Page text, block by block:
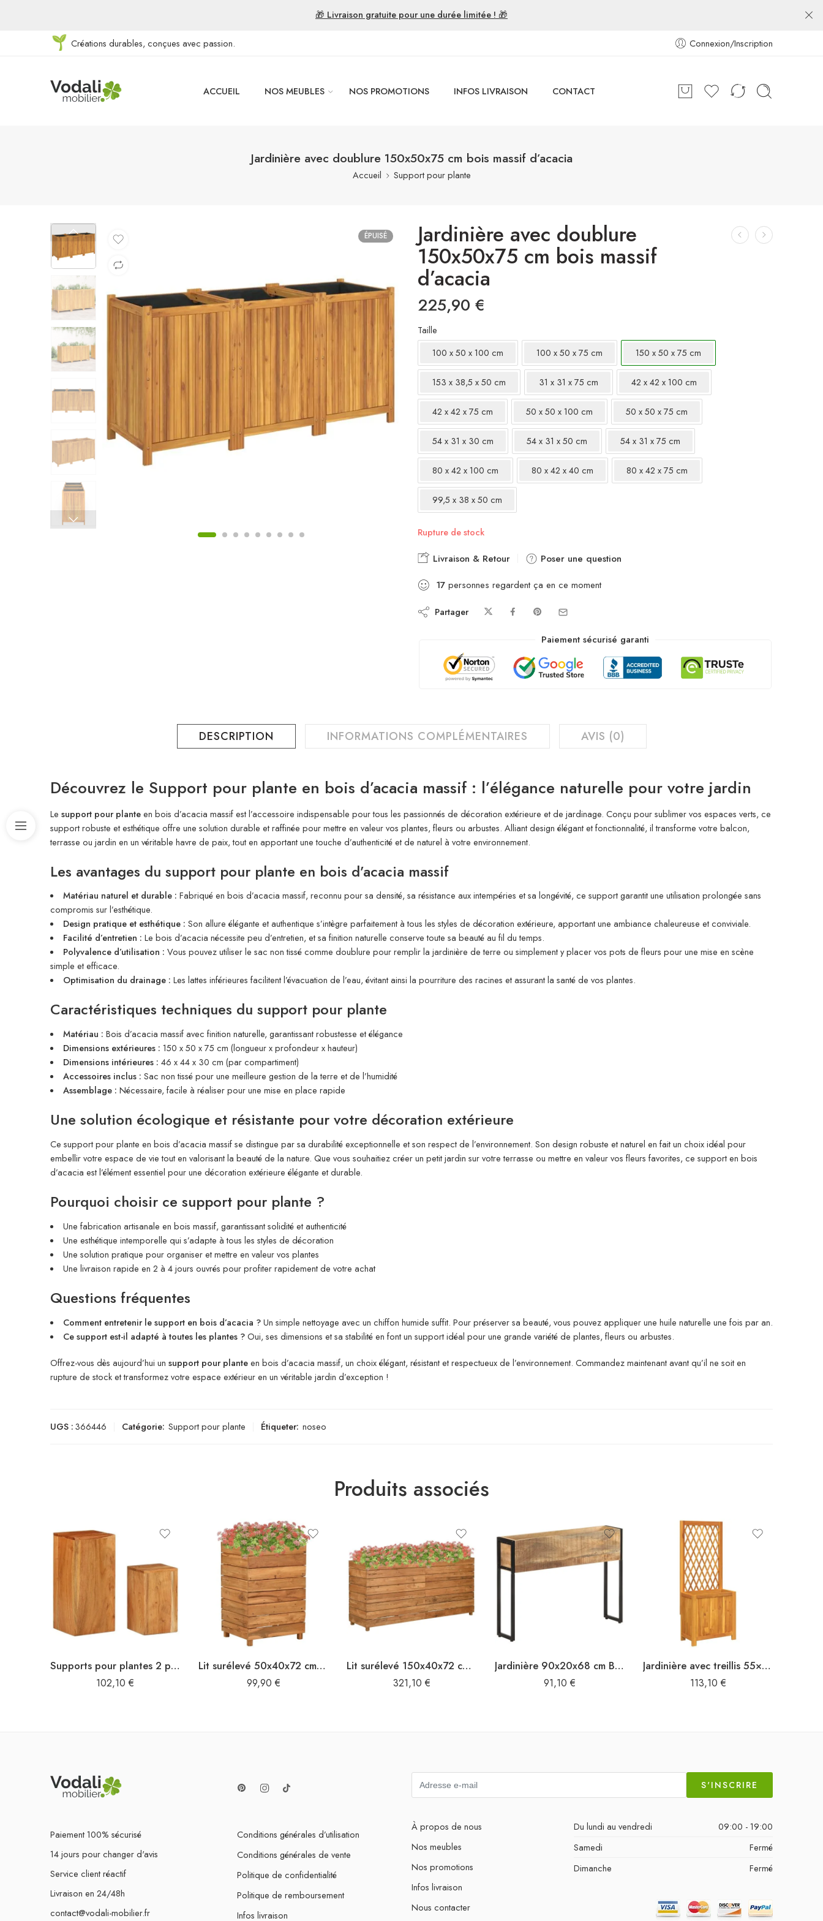
🎁 Livraison gratuite pour une durée limitée ! 🎁
Créations durables, conçues avec passion. Connexion/Inscription
ACCUEIL NOS MEUBLES NOS PROMOTIONS INFOS LIVRAISON CONTACT
Jardinière avec doublure 150x50x75 cm bois massif d’acacia
Accueil Support pour plante
ÉPUISÉ Jardinière avec doublure
150x50x75 cm bois massif
d’acacia
225,90 €
Taille
100 x 50 x 100 cm
100 x 50 x 75 cm 150 x 50 x 75 cm
153 x 38,5 x 50 cm 31 x 31 x 75 cm 42 x 42 x 100 cm
42 x 42 x 75 cm 50 x 50 x 100 cm 50 x 50 x 75 cm
54 x 31 x 30 cm 54 x 31 x 50 cm 54 x 31 x 75 cm
80 x 42 x 100 cm 80 x 42 x 40 cm 80 x 42 x 75 cm
99,5 x 38 x 50 cm
Rupture de stock
Livraison & Retour
Poser une question
17 personnes regardent ça en ce moment
Partager
Paiement sécurisé garanti
DESCRIPTION INFORMATIONS COMPLÉMENTAIRES AVIS (0)
Découvrez le Support pour plante en bois d’acacia massif : l’élégance naturelle pour votre jardin
Le support pour planteen bois d’acacia massif est l’accessoire indispensable pour tous les passionnés de décoration extérieure et de jardinage. Conçu pour sublimer vos espaces verts, ce
support robuste et esthétique offre une solution durable et raffinée pour mettre en valeur vos plantes, fleurs ou arbustes. Alliant design élégant et fonctionnalité, il transforme votre balcon,
terrasse ou jardin en un véritable havre de paix, tout en apportant une touche d’authenticité et de naturel à votre environnement.
Les avantages du support pour plante en bois d’acacia massif
Matériau naturel et durable : Fabriqué en bois d’acacia massif, reconnu pour sa densité, sa résistance aux intempéries et sa longévité, ce support garantit une utilisation prolongée sans
compromis sur l’esthétique.
Design pratique et esthétique : Son allure élégante et authentique s’intègre parfaitement à tous les styles de décoration extérieure, apportant une ambiance chaleureuse et conviviale.
Facilité d’entretien : Le bois d’acacia nécessite peu d’entretien, et sa finition naturelle conserve toute sa beauté au fil du temps.
Polyvalence d’utilisation : Vous pouvez utiliser le sac non tissé comme doublure pour remplir la jardinière de terre ou simplement y placer vos pots de fleurs pour une mise en scène
simple et efficace.
Optimisation du drainage : Les lattes inférieures facilitent l’évacuation de l’eau, évitant ainsi la pourriture des racines et assurant la santé de vos plantes.
Caractéristiques techniques du support pour plante
Matériau : Bois d’acacia massif avec finition naturelle, garantissant robustesse et élégance
Dimensions extérieures : 150 x 50 x 75 cm (longueur x profondeur x hauteur)
Dimensions intérieures : 46 x 44 x 30 cm (par compartiment)
Accessoires inclus : Sac non tissé pour une meilleure gestion de la terre et de l’humidité
Assemblage : Nécessaire, facile à réaliser pour une mise en place rapide
Une solution écologique et résistante pour votre décoration extérieure
Ce support pour plante en bois d’acacia massif se distingue par sa durabilité exceptionnelle et son respect de l’environnement. Son design robuste et naturel en fait un choix idéal pour
embellir votre espace de vie tout en valorisant la beauté de la nature. Que vous souhaitiez créer un petit jardin sur votre terrasse ou mettre en valeur vos fleurs favorites, ce support en bois
d’acacia est l’élément essentiel pour une décoration extérieure élégante et durable.
Pourquoi choisir ce support pour plante ?
Une fabrication artisanale en bois massif, garantissant solidité et authenticité
Une esthétique intemporelle qui s’adapte à tous les styles de décoration
Une solution pratique pour organiser et mettre en valeur vos plantes
Une livraison rapide en 2 à 4 jours ouvrés pour profiter rapidement de votre achat
Questions fréquentes
Comment entretenir le support en bois d’acacia ?Un simple nettoyage avec un chiffon humide suffit. Pour préserver sa beauté, vous pouvez appliquer une huile naturelle une fois par an.
Ce support est-il adapté à toutes les plantes ?Oui, ses dimensions et sa stabilité en font un support idéal pour une grande variété de plantes, fleurs ou arbustes.
Offrez-vous dès aujourd’hui un support pour planteen bois d’acacia massif, un choix élégant, résistant et respectueux de l’environnement. Commandez maintenant avant qu’il ne soit en
rupture de stock et transformez votre espace extérieur en un véritable jardin d’exception !
UGS :366446 Catégorie: Support pour plante Étiqueter: noseo
Produits associés
Supports pour plantes 2 pcs bois d’acacia massif
102,10 €
Lit surélevé 50x40x72 cm bois de teck recyclé et acier
99,90 €
Lit surélevé 150x40x72 cm bois de teck recyclé et acier
321,10 €
Jardinière 90x20x68 cm Bois de manguier brut
91,10 €
Jardinière avec treillis 55×29,5×132 cm bois massif d’acacia
113,10 €
Paiement 100% sécurisé
14 jours pour changer d'avis
Service client réactif
Livraison en 24/48h
contact@vodali-mobilier.fr
Conditions générales d’utilisation
Conditions générales de vente
Politique de confidentialité
Politique de remboursement
Infos livraison
S'INSCRIRE
À propos de nous
Nos meubles
Nos promotions
Infos livraison
Nous contacter
Du lundi au vendredi
09:00 - 19:00
Samedi
Fermé
Dimanche
Fermé